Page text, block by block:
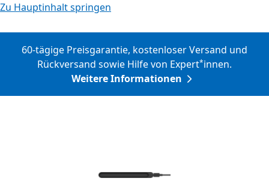
Zu Hauptinhalt springen
60-tägige Preisgarantie, kostenloser Versand und
Rückversand sowie Hilfe von Expert*innen.
Weitere Informationen